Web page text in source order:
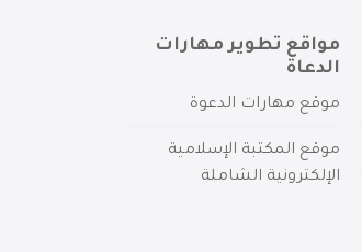
مواقع تطوير مهارات
الدعاة
موقع مهارات الدعوة
موقع المكتبة الإسلامية
الإلكترونية الشاملة